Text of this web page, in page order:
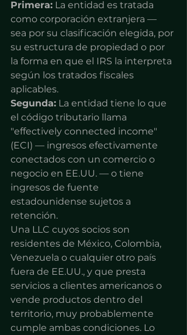
Primera: La entidad es tratada
como corporación extranjera —
sea por su clasificación elegida, por
su estructura de propiedad o por
la forma en que el IRS la interpreta
según los tratados fiscales
aplicables.
Segunda: La entidad tiene lo que
el código tributario llama
"effectively connected income"
(ECI) — ingresos efectivamente
conectados con un comercio o
negocio en EE.UU. — o tiene
ingresos de fuente
estadounidense sujetos a
retención.
Una LLC cuyos socios son
residentes de México, Colombia,
Venezuela o cualquier otro país
fuera de EE.UU., y que presta
servicios a clientes americanos o
vende productos dentro del
territorio, muy probablemente
cumple ambas condiciones. Lo